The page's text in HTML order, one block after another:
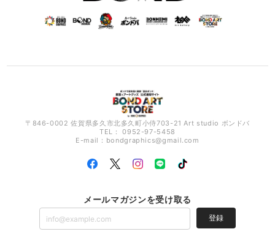
〒846-0002 佐賀県多久市北多久町小侍703-21 Art studio ボンドバ
TEL： 0952-97-5458
E-mail： bondgraphics@gmail.com
メールマガジンを受け取る
登録